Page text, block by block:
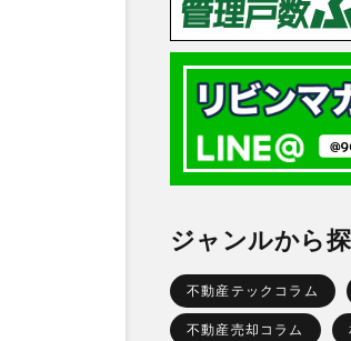
ジャンルから
不動産テックコラム
不動産売却コラム